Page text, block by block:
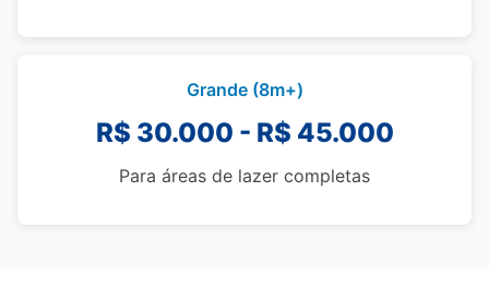
Grande (8m+)
R$ 30.000 - R$ 45.000
Para áreas de lazer completas